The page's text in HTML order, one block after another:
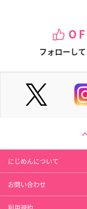
フォローし
にじめんについて
お問い合わせ